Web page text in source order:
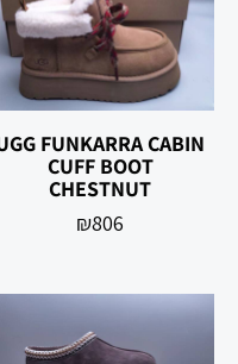
UGG FUNKARRA CABIN
CUFF BOOT
CHESTNUT
₪806